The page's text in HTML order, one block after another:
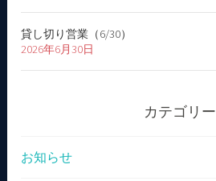
貸し切り営業（6/30）
2026年6月30日
カテゴリー
お知らせ